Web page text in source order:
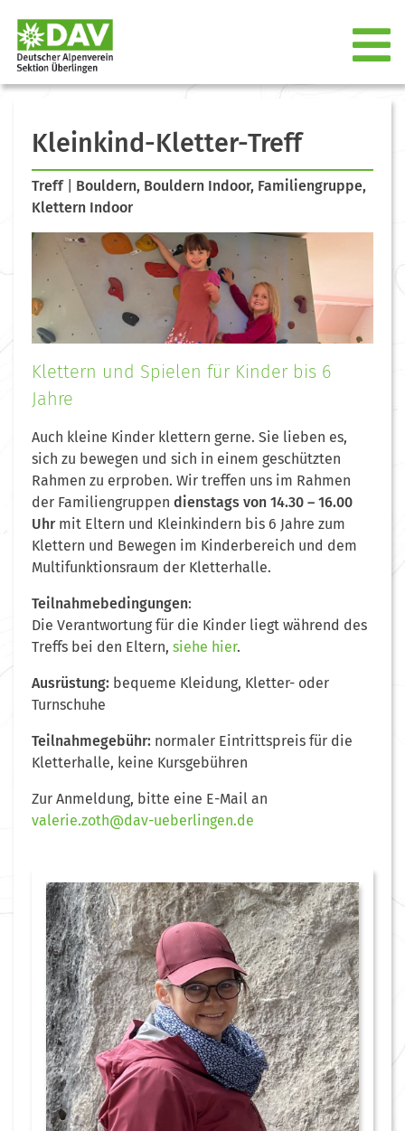
Kleinkind-Kletter-Treff
Treff| Bouldern, Bouldern Indoor, Familiengruppe,
Klettern Indoor
Klettern und Spielen für Kinder bis 6
Jahre
Auch kleine Kinder klettern gerne. Sie lieben es,
sich zu bewegen und sich in einem geschützten
Rahmen zu erproben. Wir treffen uns im Rahmen
der Familiengruppen dienstags von 14.30 – 16.00
Uhrmit Eltern und Kleinkindern bis 6 Jahre zum
Klettern und Bewegen im Kinderbereich und dem
Multifunktionsraum der Kletterhalle.
Teilnahmebedingungen:
Die Verantwortung für die Kinder liegt während des
Treffs bei den Eltern, siehe hier.
Ausrüstung: bequeme Kleidung, Kletter- oder
Turnschuhe
Teilnahmegebühr: normaler Eintrittspreis für die
Kletterhalle, keine Kursgebühren
Zur Anmeldung, bitte eine E-Mail an
valerie.zoth@dav-ueberlingen.de